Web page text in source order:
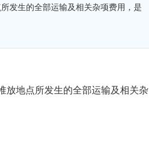
发生的全部运输及相关杂项费用，是
放地点所发生的全部运输及相关杂